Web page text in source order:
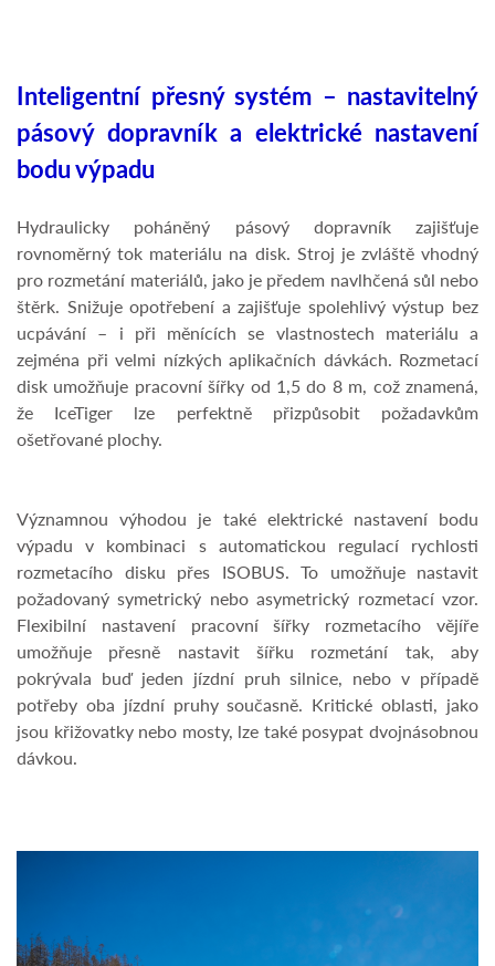
Inteligentní přesný systém – nastavitelný
pásový dopravník a elektrické nastavení
bodu výpadu
Hydraulicky poháněný pásový dopravník zajišťuje
rovnoměrný tok materiálu na disk. Stroj je zvláště vhodný
pro rozmetání materiálů, jako je předem navlhčená sůl nebo
štěrk. Snižuje opotřebení a zajišťuje spolehlivý výstup bez
ucpávání – i při měnících se vlastnostech materiálu a
zejména při velmi nízkých aplikačních dávkách. Rozmetací
disk umožňuje pracovní šířky od 1,5 do 8 m, což znamená,
že IceTiger lze perfektně přizpůsobit požadavkům
ošetřované plochy.
Významnou výhodou je také elektrické nastavení bodu
výpadu v kombinaci s automatickou regulací rychlosti
rozmetacího disku přes ISOBUS. To umožňuje nastavit
požadovaný symetrický nebo asymetrický rozmetací vzor.
Flexibilní nastavení pracovní šířky rozmetacího vějíře
umožňuje přesně nastavit šířku rozmetání tak, aby
pokrývala buď jeden jízdní pruh silnice, nebo v případě
potřeby oba jízdní pruhy současně. Kritické oblasti, jako
jsou křižovatky nebo mosty, lze také posypat dvojnásobnou
dávkou.